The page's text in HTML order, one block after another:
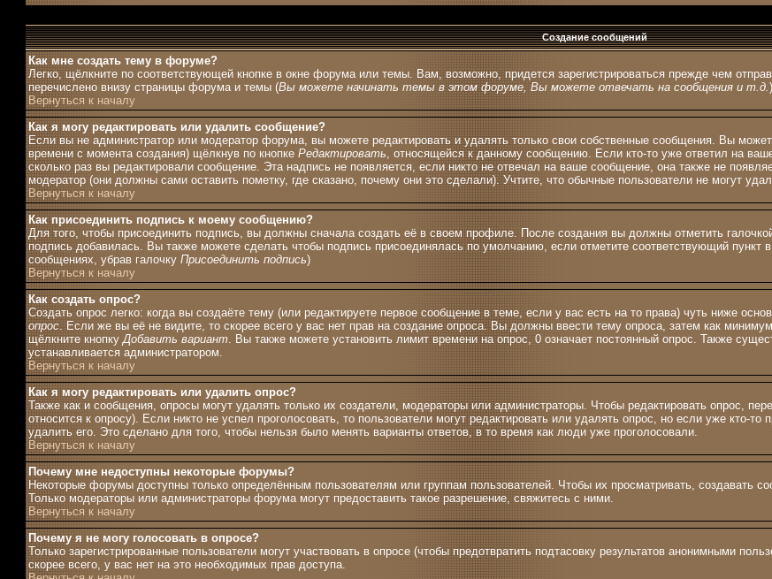
Создание сообщений
Как мне создать тему в форуме?
Легко, щёлкните по соответствующей кнопке в окне форума или темы. Вам, возможно, придется зарегистрироваться прежде чем
перечислено внизу страницы форума и темы (Вы можете начинать темы в этом форуме, Вы можете отвечать на сообщения и т.д.)
Вернуться к началу
Как я могу редактировать или удалить сообщение?
Если вы не администратор или модератор форума, вы можете редактировать и удалять только свои собственные сообщения. Вы
времени с момента создания) щёлкнув по кнопке Редактировать, относящейся к данному сообщению. Если кто-то уже ответил на
сколько раз вы редактировали сообщение. Эта надпись не появляется, если никто не отвечал на ваше сообщение, она также не
модератор (они должны сами оставить пометку, где сказано, почему они это сделали). Учтите, что обычные пользователи не могут
Вернуться к началу
Как присоединить подпись к моему сообщению?
Для того, чтобы присоединить подпись, вы должны сначала создать её в своем профиле. После создания вы должны отметить
подпись добавилась. Вы также можете сделать чтобы подпись присоединялась по умолчанию, если отметите соответствующий
сообщениях, убрав галочку Присоединить подпись)
Вернуться к началу
Как создать опрос?
Создать опрос легко: когда вы создаёте тему (или редактируете первое сообщение в теме, если у вас есть на то права) чуть ниже
опрос. Если же вы её не видите, то скорее всего у вас нет прав на создание опроса. Вы должны ввести тему опроса, затем как
щёлкните кнопкуДобавить вариант. Вы также можете установить лимит времени на опрос, 0 означает постоянный опрос. Также
устанавливается администратором.
Вернуться к началу
Как я могу редактировать или удалить опрос?
Также как и сообщения, опросы могут удалять только их создатели, модераторы или администраторы. Чтобы редактировать опрос,
относится к опросу). Если никто не успел проголосовать, то пользователи могут редактировать или удалять опрос, но если уже кто-
удалить его. Это сделано для того, чтобы нельзя было менять варианты ответов, в то время как люди уже проголосовали.
Вернуться к началу
Почему мне недоступны некоторые форумы?
Некоторые форумы доступны только определённым пользователям или группам пользователей. Чтобы их просматривать, создавать
Только модераторы или администраторы форума могут предоставить такое разрешение, свяжитесь с ними.
Вернуться к началу
Почему я не могу голосовать в опросе?
Только зарегистрированные пользователи могут участвовать в опросе (чтобы предотвратить подтасовку результатов анонимными
скорее всего, у вас нет на это необходимых прав доступа.